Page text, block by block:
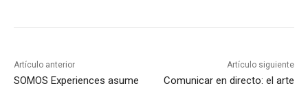
Artículo anterior
SOMOS Experiences asume
Artículo siguiente
Comunicar en directo: el arte